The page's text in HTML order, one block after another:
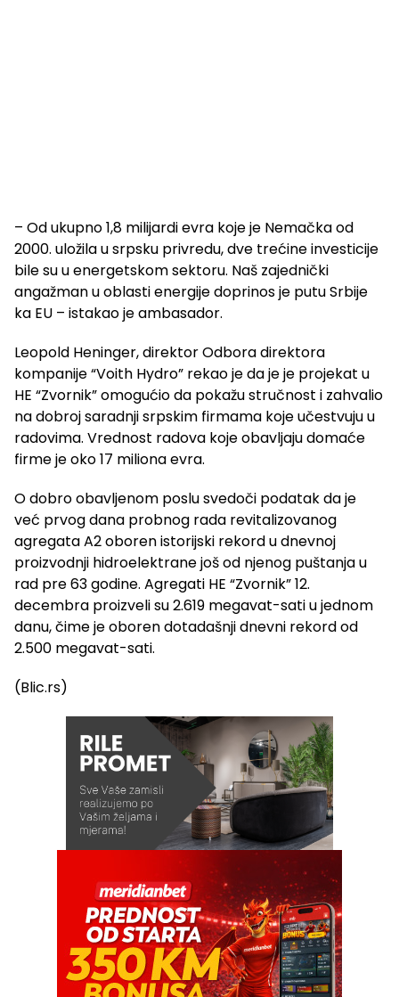
– Od ukupno 1,8 milijardi evra koje je Nemačka od
2000. uložila u srpsku privredu, dve trećine investicije
bile su u energetskom sektoru. Naš zajednički
angažman u oblasti energije doprinos je putu Srbije
ka EU – istakao je ambasador.
Leopold Heninger, direktor Odbora direktora
kompanije “Voith Hydro” rekao je da je je projekat u
HE “Zvornik” omogućio da pokažu stručnost i zahvalio
na dobroj saradnji srpskim firmama koje učestvuju u
radovima. Vrednost radova koje obavljaju domaće
firme je oko 17 miliona evra.
O dobro obavljenom poslu svedoči podatak da je
već prvog dana probnog rada revitalizovanog
agregata A2 oboren istorijski rekord u dnevnoj
proizvodnji hidroelektrane još od njenog puštanja u
rad pre 63 godine. Agregati HE “Zvornik” 12.
decembra proizveli su 2.619 megavat-sati u jednom
danu, čime je oboren dotadašnji dnevni rekord od
2.500 megavat-sati.
(Blic.rs)